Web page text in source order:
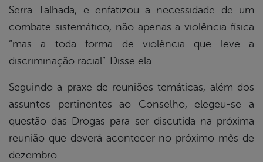
Serra Talhada, e enfatizou a necessidade de um
combate sistemático, não apenas a violência física
“mas a toda forma de violência que leve a
discriminação racial”. Disse ela.
Seguindo a praxe de reuniões temáticas, além dos
assuntos pertinentes ao Conselho, elegeu-se a
questão das Drogas para ser discutida na próxima
reunião que deverá acontecer no próximo mês de
dezembro.